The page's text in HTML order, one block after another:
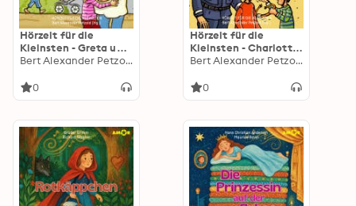
Hörzeit für die
Kleinsten - Greta und
Jonathan besuchen
Hebamme, Folge 10:
Bert Alexander Petzold
0
Hörzeit für die
Kleinsten - Charlotte
und Tom ermitteln
Folge 5: Die Polizei
Bert Alexander Petzold
0